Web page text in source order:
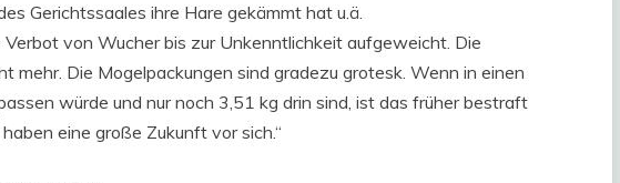
Gerichtssaales ihre Hare gekämmt hat u.ä.
von Wucher bis zur Unkenntlichkeit aufgeweicht. Die
mehr. Die Mogelpackungen sind gradezu grotesk. Wenn in einen
würde und nur noch 3,51 kg drin sind, ist das früher bestraft
eine große Zukunft vor sich.“